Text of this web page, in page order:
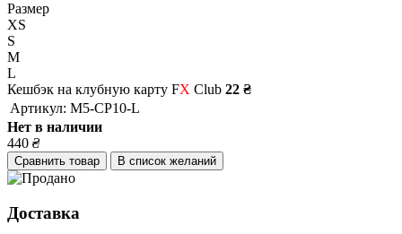
Размер
XS
S
M
L
Кешбэк на клубную карту FX Club 22 ₴
Артикул: M5-CP10-L
Нет в наличии
440 ₴
Сравнить товар В список желаний
Доставка